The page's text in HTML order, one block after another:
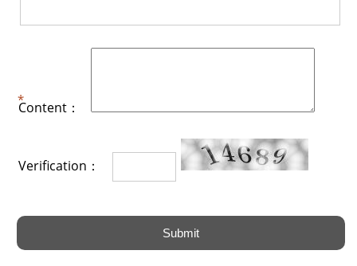
Content：
Verification：